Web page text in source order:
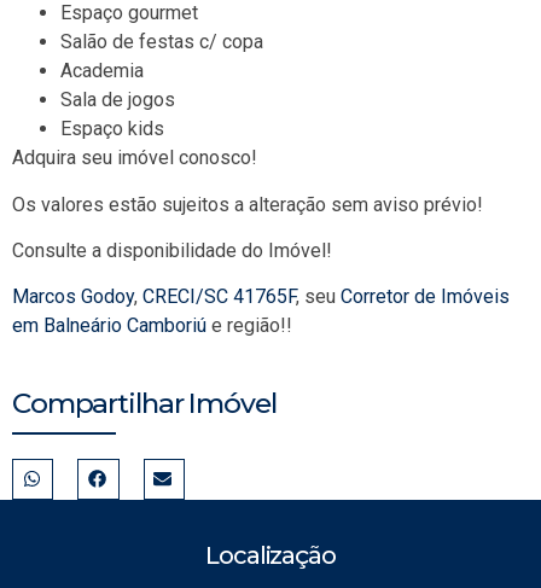
Espaço gourmet
Salão de festas c/ copa
Academia
Sala de jogos
Espaço kids
Adquira seu imóvel conosco!
Os valores estão sujeitos a alteração sem aviso prévio!
Consulte a disponibilidade do Imóvel!
Marcos Godoy, CRECI/SC 41765F, seu Corretor de Imóveis
em Balneário Camboriú e região!!
Compartilhar Imóvel
Localização